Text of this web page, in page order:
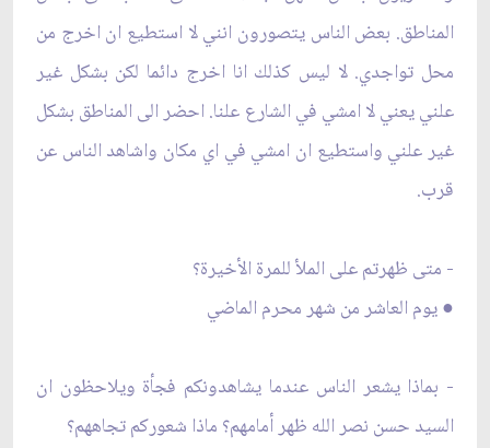
المناطق. بعض الناس يتصورون انني لا استطيع ان اخرج من
محل تواجدي. لا ليس كذلك انا اخرج دائما لكن بشكل غير
علني يعني لا امشي في الشارع علنا. احضر الى المناطق بشكل
غير علني واستطيع ان امشي في اي مكان واشاهد الناس عن
قرب.
- متى ظهرتم على الملأ للمرة الأخيرة؟
● يوم العاشر من شهر محرم الماضي
- بماذا يشعر الناس عندما يشاهدونكم فجأة ويلاحظون ان
السيد حسن نصر الله ظهر أمامهم؟ ماذا شعوركم تجاههم؟